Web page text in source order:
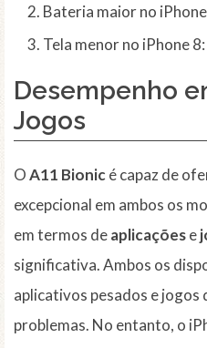
Bateria maior no
Tela menor no iPhone
Desempenho
Jogos
OA11 Bionicé capaz de
excepcional em ambos os
em termos deaplicaçõese
significativa. Ambos os
aplicativos pesados e jogos
problemas. No entanto, o